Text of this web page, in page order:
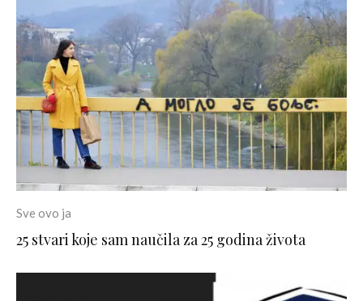
Sve ovo ja
25 stvari koje sam naučila za 25 godina života